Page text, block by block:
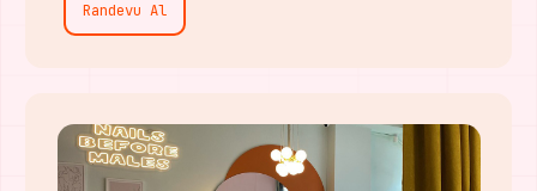
Randevu Al